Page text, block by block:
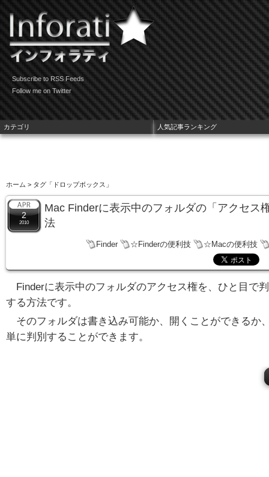
Subscribe to RSS Feeds
Follow me on Twitter
ホーム > タグ「ドロップボックス」
2
2010
Mac Finderに表示中のフォルダの「アクセス
法
Finder ☆Finderの便利技 ☆Macの便利技
Finderに表示中のフォルダのアクセス権を、ひと目で
する方法です。
そのフォルダは書き込み可能か、開くことができるか
単に判別することができます。
カテゴリ 人気記事ランキング